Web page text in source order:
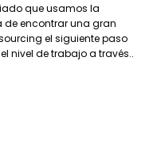
que usamos la
de encontrar una gran
el siguiente paso
nivel de trabajo a través..